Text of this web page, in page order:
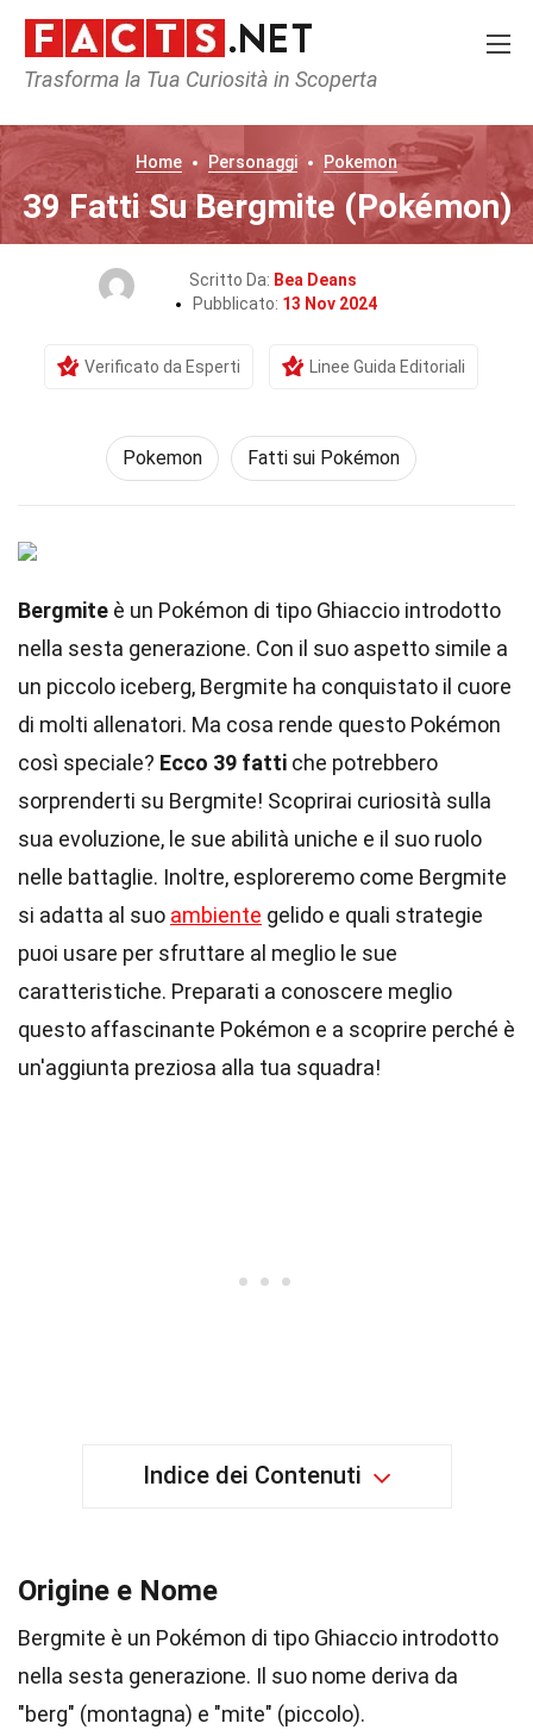
Trasforma la Tua Curiosità in Scoperta
Home Personaggi Pokemon
39 Fatti Su Bergmite (Pokémon)
Scritto Da: Bea Deans
Pubblicato: 13 Nov 2024
Verificato da Esperti Linee Guida Editoriali
Pokemon Fatti sui Pokémon
Bergmite è un Pokémon di tipo Ghiaccio introdotto
nella sesta generazione. Con il suo aspetto simile a
un piccolo iceberg, Bergmite ha conquistato il cuore
di molti allenatori. Ma cosa rende questo Pokémon
così speciale? Ecco 39 fatti che potrebbero
sorprenderti su Bergmite! Scoprirai curiosità sulla
sua evoluzione, le sue abilità uniche e il suo ruolo
nelle battaglie. Inoltre, esploreremo come Bergmite
si adatta al suo ambiente gelido e quali strategie
puoi usare per sfruttare al meglio le sue
caratteristiche. Preparati a conoscere meglio
questo affascinante Pokémon e a scoprire perché è
un'aggiunta preziosa alla tua squadra!
Indice dei Contenuti
Origine e Nome
Bergmite è un Pokémon di tipo Ghiaccio introdotto
nella sesta generazione. Il suo nome deriva da
"berg" (montagna) e "mite" (piccolo).